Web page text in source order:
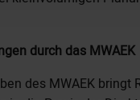
durch das MWAEK
des MWAEK bringt